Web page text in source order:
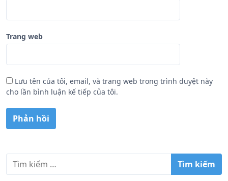
Trang web
Lưu tên của tôi, email, và trang web trong trình duyệt này
cho lần bình luận kế tiếp của tôi.